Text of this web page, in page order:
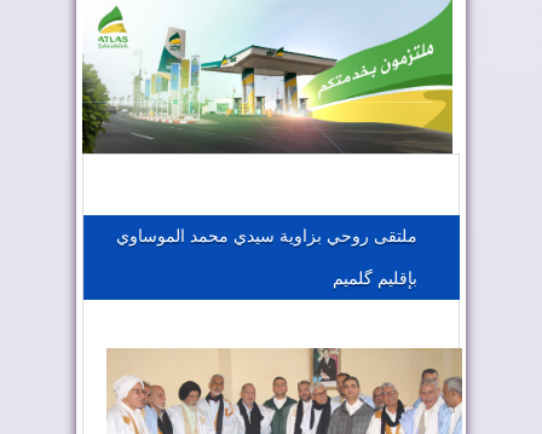
المغرب يعزز موقعه في صناعة الطيران
الجزائر تستسلم لفرنسا
ملتقى روحي بزاوية سيدي محمد الموساوي
بإقليم گلميم